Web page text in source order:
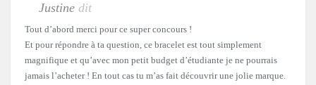
Justine dit
Tout d’abord merci pour ce super concours !
Et pour répondre à ta question, ce bracelet est tout simplement
magnifique et qu’avec mon petit budget d’étudiante je ne pourrais
jamais l’acheter ! En tout cas tu m’as fait découvrir une jolie marque.